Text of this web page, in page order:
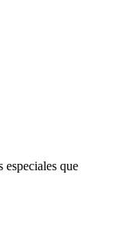
especiales que